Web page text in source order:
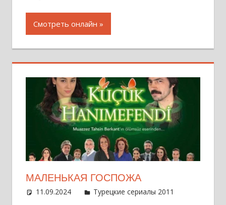
Смотреть онлайн
МАЛЕНЬКАЯ ГОСПОЖА
11.09.2024 Администратор
Турецкие сериалы 2011